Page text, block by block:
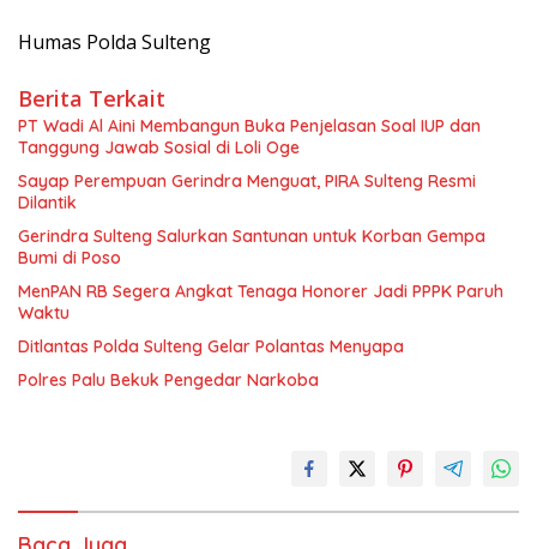
Humas Polda Sulteng
Berita Terkait
PT Wadi Al Aini Membangun Buka Penjelasan Soal IUP dan
Tanggung Jawab Sosial di Loli Oge
Sayap Perempuan Gerindra Menguat, PIRA Sulteng Resmi
Dilantik
Gerindra Sulteng Salurkan Santunan untuk Korban Gempa
Bumi di Poso
MenPAN RB Segera Angkat Tenaga Honorer Jadi PPPK Paruh
Waktu
Ditlantas Polda Sulteng Gelar Polantas Menyapa
Polres Palu Bekuk Pengedar Narkoba